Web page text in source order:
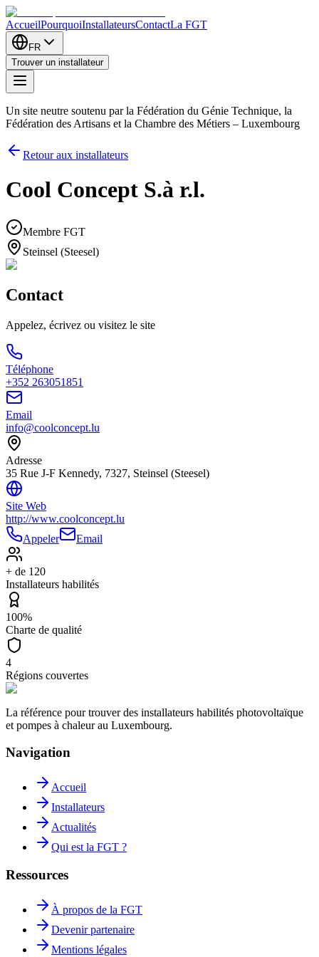
AccueilPourquoiInstallateursContactLa FGT
FR
Trouver un installateur
Un site neutre soutenu par la Fédération du Génie Technique, la
Fédération des Artisans et la Chambre des Métiers – Luxembourg
Retour aux installateurs
Cool Concept S.à r.l.
Membre FGT
Steinsel (Steesel)
Contact
Appelez, écrivez ou visitez le site
Téléphone
+352 263051851
Email
info@coolconcept.lu
Adresse
35 Rue J-F Kennedy, 7327, Steinsel (Steesel)
Site Web
http://www.coolconcept.lu
Appeler
Email
+ de 120
Installateurs habilités
100%
Charte de qualité
4
Régions couvertes
La référence pour trouver des installateurs habilités photovoltaïque
et pompes à chaleur au Luxembourg.
Navigation
Accueil
Installateurs
Actualités
Qui est la FGT ?
Ressources
À propos de la FGT
Devenir partenaire
Mentions légales